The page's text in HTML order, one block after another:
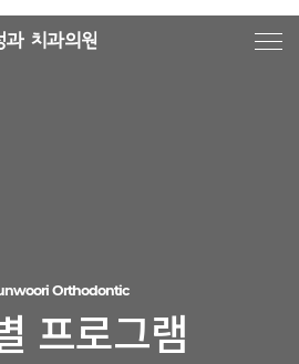
Orthodontic
프로그램